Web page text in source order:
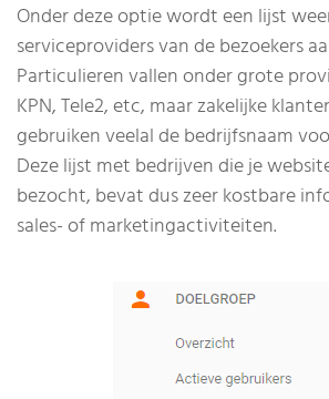
Onder deze optie wordt een lijst
serviceproviders van de bezoekers
Particulieren vallen onder grote
KPN, Tele2, etc, maar zakelijke
gebruiken veelal de bedrijfsnaam
Deze lijst met bedrijven die je
bezocht, bevat dus zeer kostbare
sales- of marketingactiviteiten.